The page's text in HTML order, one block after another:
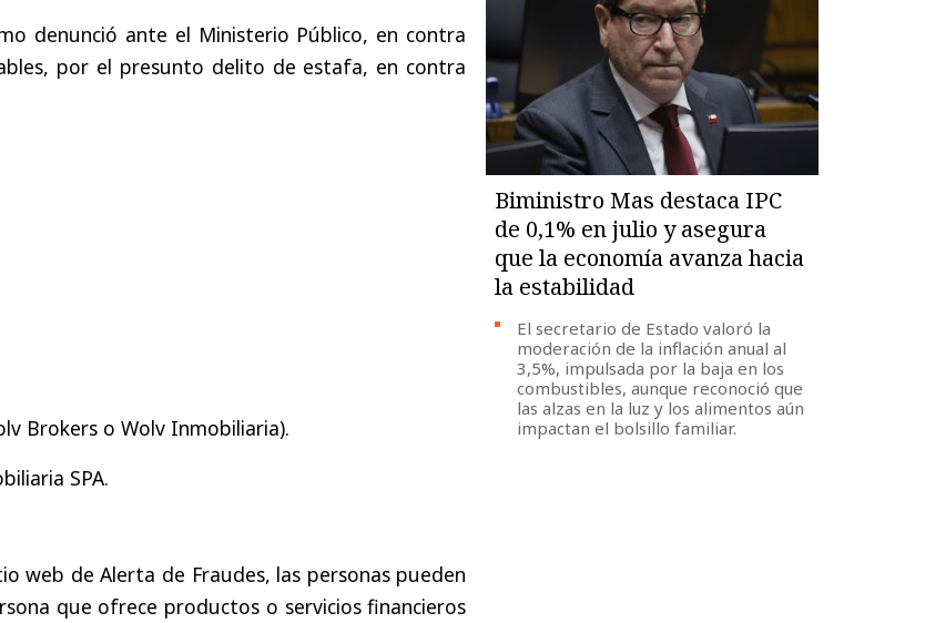
denunció ante el Ministerio Público, en contra
por el presunto delito de estafa, en contra
Brokers o Wolv Inmobiliaria).
SPA.
web de Alerta de Fraudes, las personas pueden
que ofrece productos o servicios financieros
Biministro Mas destaca IPC
de 0,1% en julio y asegura
que la economía avanza hacia
la estabilidad
El secretario de Estado valoró la
moderación de la inflación anual al
3,5%, impulsada por la baja en los
combustibles, aunque reconoció que
las alzas en la luz y los alimentos aún
impactan el bolsillo familiar.